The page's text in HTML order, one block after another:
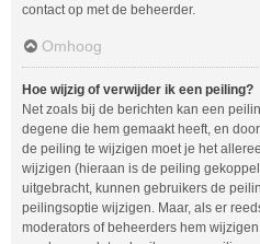
contact op met de beheerder.
Omhoog
Hoe wijzig of verwijder ik een peiling?
Net zoals bij de berichten kan een
degene die hem gemaakt heeft, en
de peiling te wijzigen moet je het
wijzigen (hieraan is de peiling
uitgebracht, kunnen gebruikers de
peilingsoptie wijzigen. Maar, als er
moderators of beheerders hem